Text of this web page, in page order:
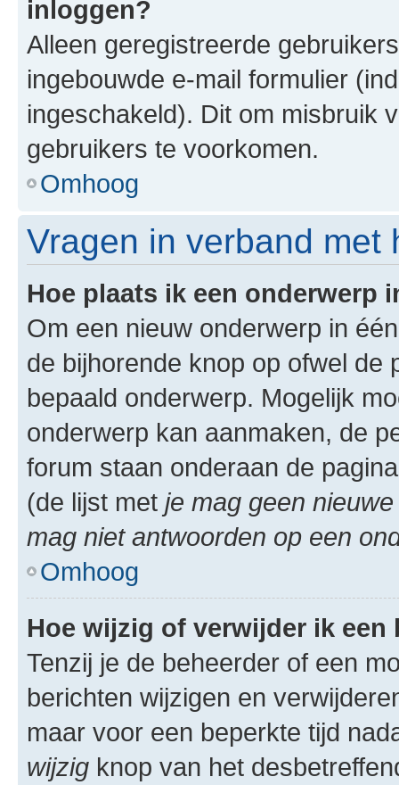
inloggen?
Alleen geregistreerde
ingebouwde e-mail formulier
ingeschakeld). Dit om misbruik
gebruikers te voorkomen.
Omhoog
Vragen in verband met
Hoe plaats ik een onderwerp
Om een nieuw onderwerp in
de bijhorende knop op ofwel de
bepaald onderwerp. Mogelijk
onderwerp kan aanmaken, de
forum staan onderaan de
(de lijst met je mag geen
mag niet antwoorden op een
Omhoog
Hoe wijzig of verwijder ik een
Tenzij je de beheerder of een
berichten wijzigen en
maar voor een beperkte tijd
wijzig knop van het